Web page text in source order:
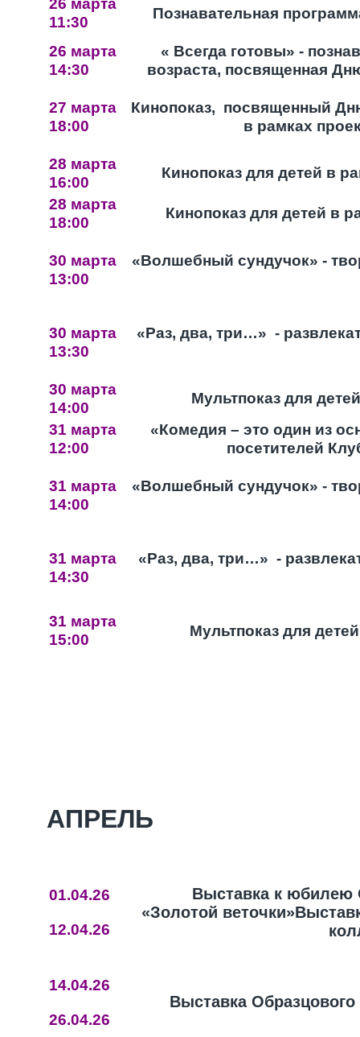
26 марта
11:30
Познавательная
26 марта
14:30
« Всегда готовы» -
возраста, посвященная
27 марта
18:00
Кинопоказ, посвященный
в рамках
28 марта
16:00
Кинопоказ для детей в
28 марта
18:00
Кинопоказ для детей в
30 марта
13:00
«Волшебный сундучок» -
30 марта
13:30
«Раз, два, три…» -
30 марта
14:00
Мультпоказ для
31 марта
12:00
«Комедия – это один из
посетителей
31 марта
14:00
«Волшебный сундучок» -
31 марта
14:30
«Раз, два, три…» -
31 марта
15:00
Мультпоказ для
АПРЕЛЬ
01.04.26
12.04.26
Выставка к юбилею
«Золотой
14.04.26
26.04.26
Выставка